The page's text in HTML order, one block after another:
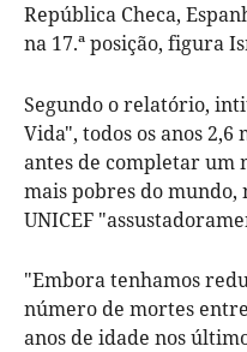
República Checa,
na 17.ª posição, figura
Segundo o relatório,
Vida", todos os anos
antes de completar um
mais pobres do mundo,
UNICEF
"Embora tenhamos
número de mortes
anos de idade nos